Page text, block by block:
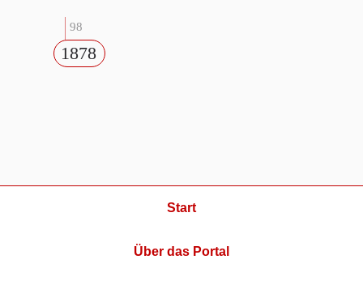
98
1878
Start
Über das Portal